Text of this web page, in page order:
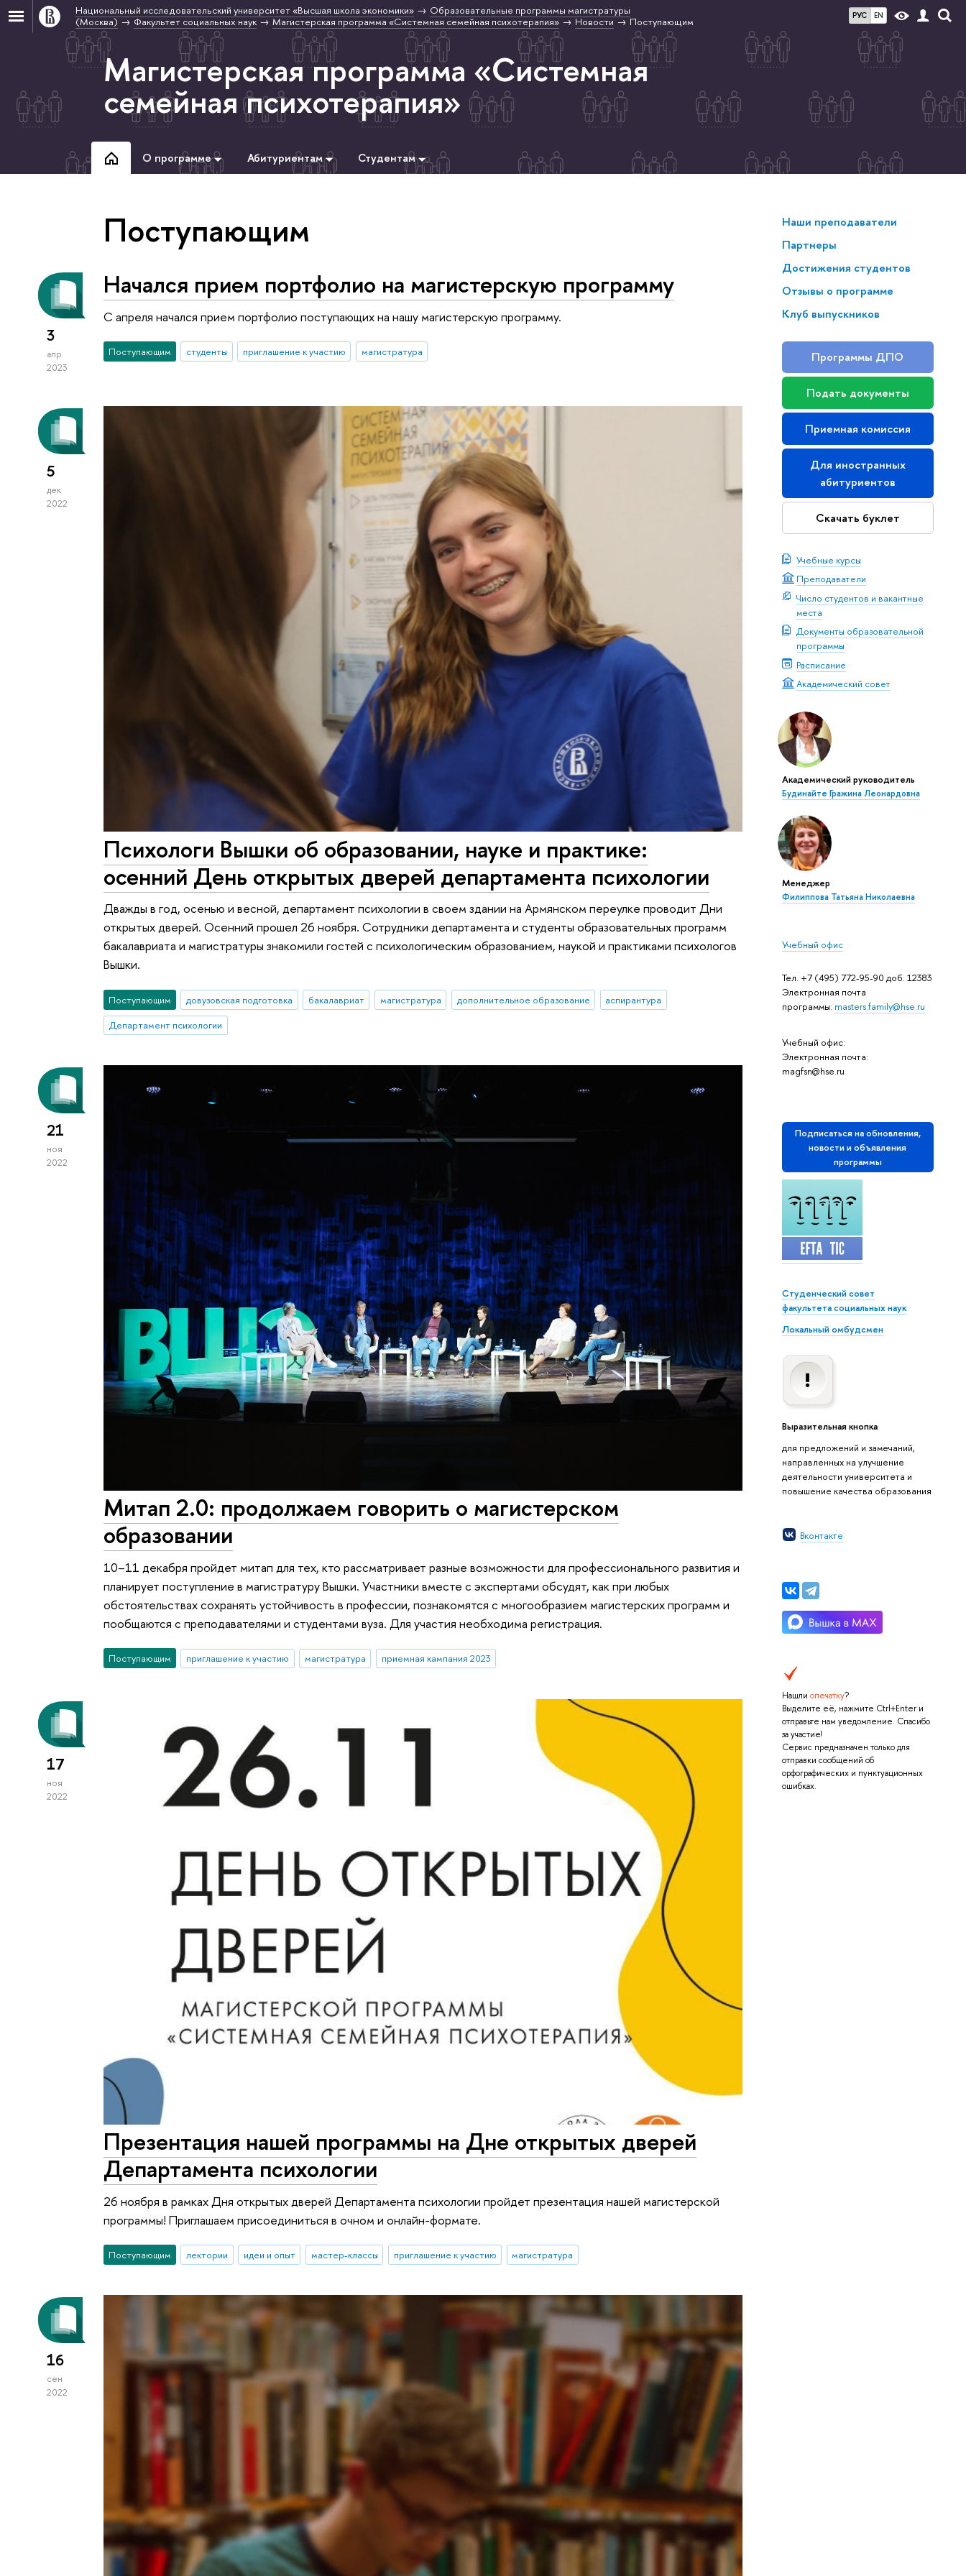
РУС EN
Национальный исследовательский университет «Высшая школа экономики»
Образовательные программы магистратуры
(Москва)
Факультет социальных наук Магистерская программа «Системная семейная психотерапия» Новости Поступающим
Магистерская программа «Системная
семейная психотерапия»
О программе Абитуриентам Студентам
Наши преподаватели
Партнеры
Достижения студентов
Отзывы о программе
Клуб выпускников
Программы ДПО
Подать документы
Приемная комиссия
Для иностранных
абитуриентов
Скачать буклет
Учебные курсы
Преподаватели
Число студентов и вакантные
места
Документы образовательной
программы
Расписание
Академический совет
Академический руководитель
Будинайте Гражина Леонардовна
Менеджер
Филиппова Татьяна Николаевна
Учебный офис
Тел. +7 (495) 772-95-90 доб. 12383
Электронная почта
программы: masters.family@hse.ru
Учебный офис:
Электронная почта:
magfsn@hse.ru
Подписаться на обновления,
новости и объявления
программы
Студенческий совет
факультета социальных наук
Локальный омбудсмен
Выразительная кнопка
для предложений и замечаний,
направленных на улучшение
деятельности университета и
повышение качества образования
Вконтакте
Нашли опечатку?
Выделите её, нажмите Ctrl+Enter и
отправьте нам уведомление. Спасибо
за участие!
Сервис предназначен только для
отправки сообщений об
орфографических и пунктуационных
ошибках.
Поступающим
3
апр
2023
Начался прием портфолио на магистерскую программу
С апреля начался прием портфолио поступающих на нашу магистерскую программу.
Поступающим студенты приглашение к участию магистратура
5
дек
2022
Психологи Вышки об образовании, науке и практике:
осенний День открытых дверей департамента психологии
Дважды в год, осенью и весной, департамент психологии в своем здании на Армянском переулке проводит Дни
открытых дверей. Осенний прошел 26 ноября. Сотрудники департамента и студенты образовательных программ
бакалавриата и магистратуры знакомили гостей с психологическим образованием, наукой и практиками психологов
Вышки.
Поступающим довузовская подготовка бакалавриат магистратура дополнительное образование
аспирантура
Департамент психологии
21
ноя
2022
Митап 2.0: продолжаем говорить о магистерском
образовании
10–11 декабря пройдет митап для тех, кто рассматривает разные возможности для профессионального развития и
планирует поступление в магистратуру Вышки. Участники вместе с экспертами обсудят, как при любых
обстоятельствах сохранять устойчивость в профессии, познакомятся с многообразием магистерских программ и
пообщаются с преподавателями и студентами вуза. Для участия необходима регистрация.
Поступающим приглашение к участию магистратура приемная кампания 2023
17
ноя
2022
Презентация нашей программы на Дне открытых дверей
Департамента психологии
26 ноября в рамках Дня открытых дверей Департамента психологии пройдет презентация нашей магистерской
программы! Приглашаем присоединиться в очном и онлайн-формате.
Поступающим лектории идеи и опыт мастер-классы приглашение к участию магистратура
16
сен
2022